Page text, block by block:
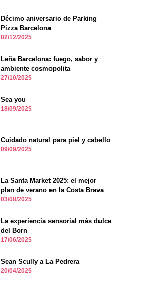
Décimo aniversario de Parking
Pizza Barcelona
02/12/2025
Leña Barcelona: fuego, sabor y
ambiente cosmopolita
27/10/2025
Sea you
18/09/2025
Cuidado natural para piel y cabello
09/09/2025
La Santa Market 2025: el mejor
plan de verano en la Costa Brava
03/08/2025
La experiencia sensorial más dulce
del Born
17/06/2025
Sean Scully a La Pedrera
20/04/2025